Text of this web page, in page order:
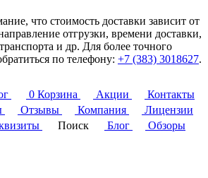
что стоимость доставки зависит от
отгрузки, времени доставки,
и др. Для более точного
по телефону: +7 (383) 3018627.
0 Корзина Акции
Контакты
Отзывы Компания
Лицензии
Поиск Блог
Обзоры